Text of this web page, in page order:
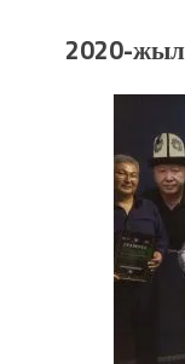
2020-